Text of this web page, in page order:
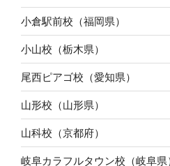
小倉駅前校（福岡県）
小山校（栃木県）
尾西ピアゴ校（愛知県）
山形校（山形県）
山科校（京都府）
岐阜カラフルタウン校（岐阜県